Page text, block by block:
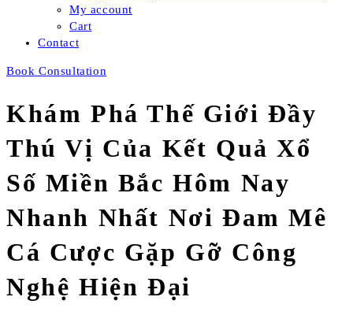
My account
Cart
Contact
Book Consultation
Khám Phá Thế Giới Đầy
Thú Vị Của Kết Quả Xổ
Số Miền Bắc Hôm Nay
Nhanh Nhất Nơi Đam Mê
Cá Cược Gặp Gỡ Công
Nghệ Hiện Đại